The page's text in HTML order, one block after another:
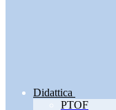
Didattica
PTOF